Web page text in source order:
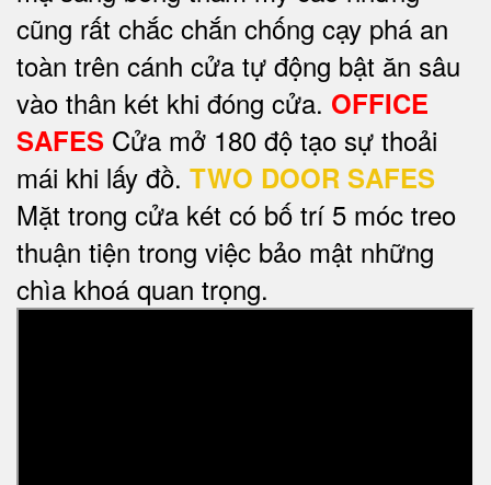
cũng rất chắc chắn chống cạy phá an
toàn trên cánh cửa tự động bật ăn sâu
vào thân két khi đóng cửa. OFFICE
SAFES Cửa mở 180 độ tạo sự thoải
mái khi lấy đồ. TWO DOOR SAFES
Mặt trong cửa két có bố trí 5 móc treo
thuận tiện trong việc bảo mật những
chìa khoá quan trọng.